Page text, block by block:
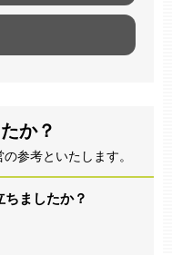
か？
参考といたします。
ましたか？